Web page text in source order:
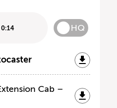
0:14 HQ
Cab –